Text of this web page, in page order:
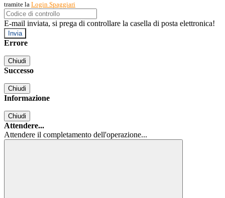
tramite la Login Spaggiari
E-mail inviata, si prega di controllare la casella di posta elettronica!
Errore
Chiudi
Successo
Chiudi
Informazione
Chiudi
Attendere...
Attendere il completamento dell'operazione...